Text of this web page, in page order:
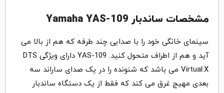
مشخصات ساندبار Yamaha YAS-109
سینمای خانگی خود را با صدایی چند طرفه که هم از بالا می
آید و هم از اطراف متحول کنید. YAS-109 دارای ویژگی DTS
Virtual:X می باشد که شنونده را در یک صدای ساراند سه
بعدی مهیج غرق می کند که فقط از یک دستگاه ساندبار